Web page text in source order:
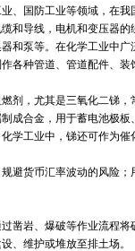
国防工业等领域，在我
和导线，电机和变压器
和泵等。在化学工业中
各种管道、管道配件、装
，尤其是三氧化二锑，
成合金，用于蓄电池极
学工业中，锑还可作为
货币汇率波动的风险；
岩、爆破等作业流程将
、维护或堆放至排土场。